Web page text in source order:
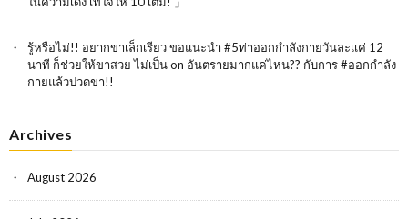
รู้หรือไม่!! อยากขาเล็กเรียว ขอแนะนำ #5ท่าออกกำลังกายวันละเเค่ 12
นาที ก็ช่วยให้ขาสวย ไม่เป็นon อันตรายมากแค่ไหน?? กับการ #ออกกำลัง
กายแล้วปวดขา!!
Archives
August 2026